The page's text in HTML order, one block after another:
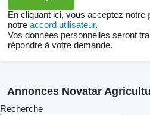
En cliquant ici, vous acceptez notre
notre accord utilisateur.
Vos données personnelles seront
répondre à votre demande.
Annonces Novatar
Recherche